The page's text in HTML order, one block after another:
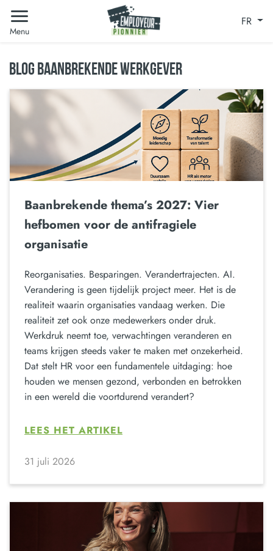
Menu
FR
BLOG BAANBREKENDE WERKGEVER
Baanbrekende thema’s 2027: Vier
hefbomen voor de antifragiele
organisatie
Reorganisaties. Besparingen. Verandertrajecten. AI.
Verandering is geen tijdelijk project meer. Het is de
realiteit waarin organisaties vandaag werken. Die
realiteit zet ook onze medewerkers onder druk.
Werkdruk neemt toe, verwachtingen veranderen en
teams krijgen steeds vaker te maken met onzekerheid.
Dat stelt HR voor een fundamentele uitdaging: hoe
houden we mensen gezond, verbonden en betrokken
in een wereld die voortdurend verandert?
LEES HET ARTIKEL
31 juli 2026